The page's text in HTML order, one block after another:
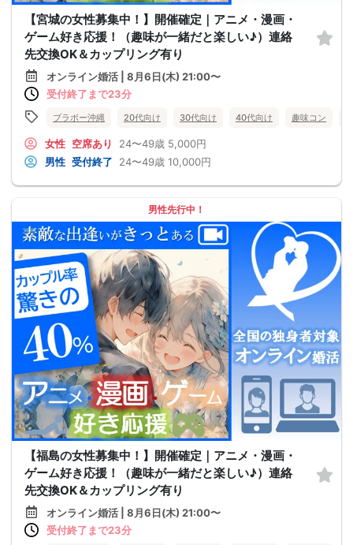
【宮城の女性募集中！】開催確定｜アニメ・漫画・
ゲーム好き応援！（趣味が一緒だと楽しい♪）連絡
先交換OK＆カップリング有り
オンライン婚活 | 8月6日(木) 21:00〜
受付終了まで23分
ブラボー沖縄 20代向け 30代向け 40代向け 趣味コン
女性 空席あり 24〜49歳 5,000円
男性 受付終了 24〜49歳 10,000円
男性先行中！
【福島の女性募集中！】開催確定｜アニメ・漫画・
ゲーム好き応援！（趣味が一緒だと楽しい♪）連絡
先交換OK＆カップリング有り
オンライン婚活 | 8月6日(木) 21:00〜
受付終了まで23分